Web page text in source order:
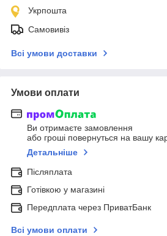
Укрпошта
Самовивіз
Всі умови доставки
Умови оплати
Ви отримаєте замовлення
або гроші повернуться на вашу
Детальніше
Післяплата
Готівкою у магазині
Передплата через ПриватБанк
Всі умови оплати